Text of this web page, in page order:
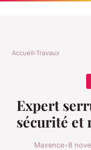
Accueil›Travaux
Expert
sécurité et
Maxence•8